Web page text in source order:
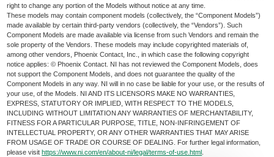
right to change any portion of the Models without notice at any time.
These models may contain component models (collectively, the “Component Models”)
made available by certain third-party vendors (collectively, the “Vendors”). Such
Component Models are made available via license from such Vendors and remain the
sole property of the Vendors. These models may include copyrighted materials of,
among other vendors, Phoenix Contact, Inc., in which case the following copyright
notice applies: © Phoenix Contact. NI has not reviewed the Component Models, does
not support the Component Models, and does not guarantee the quality of the
Component Models in any way. NI will in no case be liable for your use, or the results of
your use, of the Models. NI AND ITS LICENSORS MAKE NO WARRANTIES,
EXPRESS, STATUTORY OR IMPLIED, WITH RESPECT TO THE MODELS,
INCLUDING WITHOUT LIMITATION ANY WARRANTIES OF MERCHANTABILITY,
FITNESS FOR A PARTICULAR PURPOSE, TITLE, NON-INFRINGEMENT OF
INTELLECTUAL PROPERTY, OR ANY OTHER WARRANTIES THAT MAY ARISE
FROM USAGE OF TRADE OR COURSE OF DEALING. For further legal information,
please visithttps://www.ni.com/en/about-ni/legal/terms-of-use.html